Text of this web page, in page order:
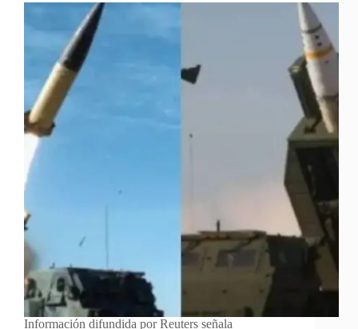
Información difundida por Reuters señala